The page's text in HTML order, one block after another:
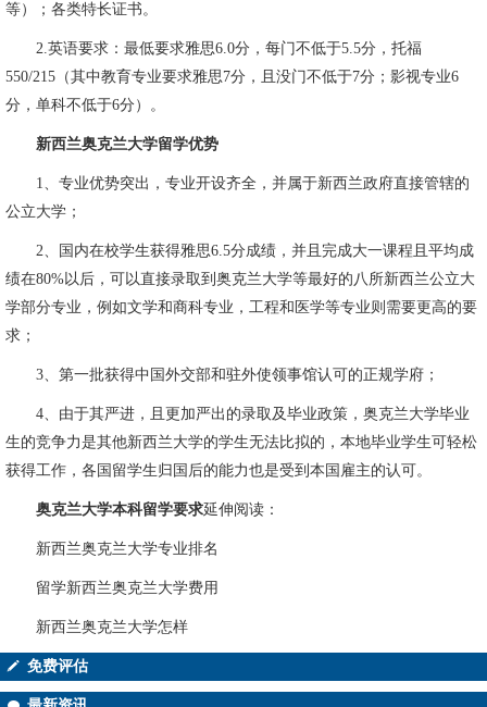
等）；各类特长证书。
2.英语要求：最低要求雅思6.0分，每门不低于5.5分，托福
550/215（其中教育专业要求雅思7分，且没门不低于7分；影视专业6
分，单科不低于6分）。
新西兰奥克兰大学留学优势
1、专业优势突出，专业开设齐全，并属于新西兰政府直接管辖的
公立大学；
2、国内在校学生获得雅思6.5分成绩，并且完成大一课程且平均成
绩在80%以后，可以直接录取到奥克兰大学等最好的八所新西兰公立大
学部分专业，例如文学和商科专业，工程和医学等专业则需要更高的要
求；
3、第一批获得中国外交部和驻外使领事馆认可的正规学府；
4、由于其严进，且更加严出的录取及毕业政策，奥克兰大学毕业
生的竞争力是其他新西兰大学的学生无法比拟的，本地毕业学生可轻松
获得工作，各国留学生归国后的能力也是受到本国雇主的认可。
奥克兰大学本科留学要求延伸阅读：
新西兰奥克兰大学专业排名
留学新西兰奥克兰大学费用
新西兰奥克兰大学怎样
免费评估